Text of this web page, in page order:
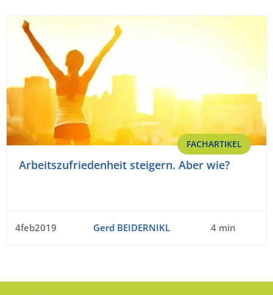
FACHARTIKEL
Arbeitszufriedenheit steigern. Aber wie?
4feb2019 Gerd BEIDERNIKL 4 min